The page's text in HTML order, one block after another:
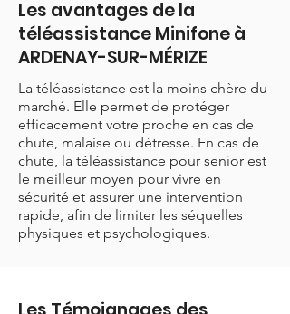
Les avantages de la
téléassistance Minifone à
ARDENAY-SUR-MÉRIZE
La téléassistance est la moins chère du
marché. Elle permet de protéger
efficacement votre proche en cas de
chute, malaise ou détresse. En cas de
chute, la téléassistance pour senior est
le meilleur moyen pour vivre en
sécurité et assurer une intervention
rapide, afin de limiter les séquelles
physiques et psychologiques.